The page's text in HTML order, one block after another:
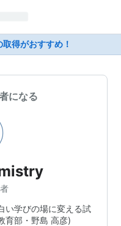
得がおすすめ！
になる
い学びの場に変える試
育部・野島 高彦)